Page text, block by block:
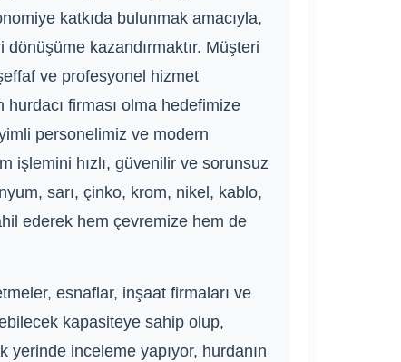
katkıda bulunmak amacıyla,
kazandırmaktır. Müşteri
ve profesyonel hizmet
hurdacı firması olma hedefimize
personelimiz ve modern
işlemini hızlı, güvenilir ve sorunsuz
sarı, çinko, krom, nikel, kablo,
ederek hem çevremize hem de
esnaflar, inşaat firmaları ve
kapasiteye sahip olup,
inceleme yapıyor, hurdanın